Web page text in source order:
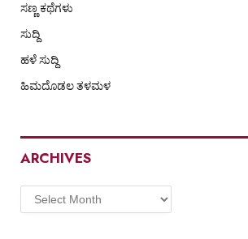
ಸಣ್ಣ ಕಥೆಗಳು
ಸುದ್ದಿ
ಹಳೆ ಸುದ್ದಿ
ಹಿಮದೊಡಲ ತಳಮಳ
ARCHIVES
Archives